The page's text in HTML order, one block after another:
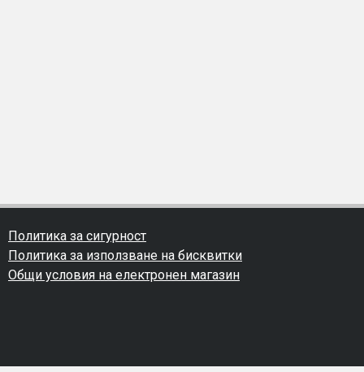
Политика за сигурност
Политика за използване на бисквитки
Общи условия на електронен магазин